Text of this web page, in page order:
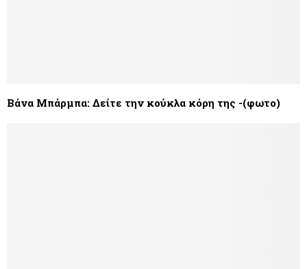
Βάνα Μπάρμπα: Δείτε την κούκλα κόρη της -(φωτο)